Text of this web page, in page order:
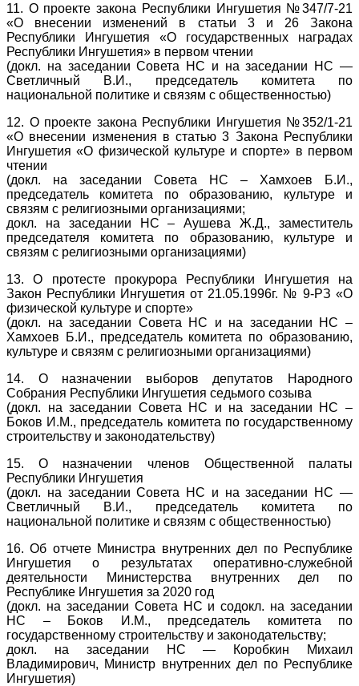
11. О проекте закона Республики Ингушетия №347/7-21
«О внесении изменений в статьи 3 и 26 Закона
Республики Ингушетия «О государственных наградах
Республики Ингушетия» в первом чтении
(докл. на заседании Совета НС и на заседании НС —
Светличный В.И., председатель комитета по
национальной политике и связям с общественностью)
12. О проекте закона Республики Ингушетия №352/1-21
«О внесении изменения в статью 3 Закона Республики
Ингушетия «О физической культуре и спорте» в первом
чтении
(докл. на заседании Совета НС – Хамхоев Б.И.,
председатель комитета по образованию, культуре и
связям с религиозными организациями;
докл. на заседании НС – Аушева Ж.Д., заместитель
председателя комитета по образованию, культуре и
связям с религиозными организациями)
13. О протесте прокурора Республики Ингушетия на
Закон Республики Ингушетия от 21.05.1996г. № 9-РЗ «О
физической культуре и спорте»
(докл. на заседании Совета НС и на заседании НС –
Хамхоев Б.И., председатель комитета по образованию,
культуре и связям с религиозными организациями)
14. О назначении выборов депутатов Народного
Собрания Республики Ингушетия седьмого созыва
(докл. на заседании Совета НС и на заседании НС –
Боков И.М., председатель комитета по государственному
строительству и законодательству)
15. О назначении членов Общественной палаты
Республики Ингушетия
(докл. на заседании Совета НС и на заседании НС —
Светличный В.И., председатель комитета по
национальной политике и связям с общественностью)
16. Об отчете Министра внутренних дел по Республике
Ингушетия о результатах оперативно-служебной
деятельности Министерства внутренних дел по
Республике Ингушетия за 2020 год
(докл. на заседании Совета НС и содокл. на заседании
НС – Боков И.М., председатель комитета по
государственному строительству и законодательству;
докл. на заседании НС — Коробкин Михаил
Владимирович, Министр внутренних дел по Республике
Ингушетия)